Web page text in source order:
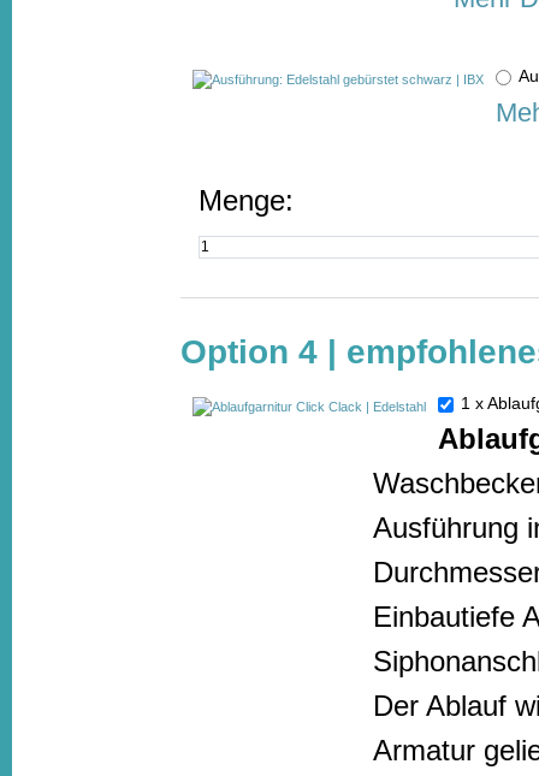
Menge:
Option 4 |
1 x
Ausführung
Einbautiefe
Der Ablauf
Armatur